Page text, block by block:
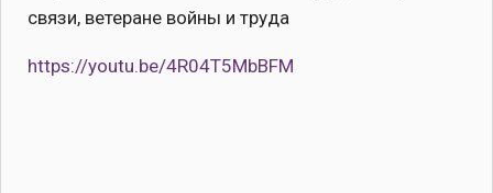
связи, ветеране войны и труда
https://youtu.be/4R04T5MbBFM